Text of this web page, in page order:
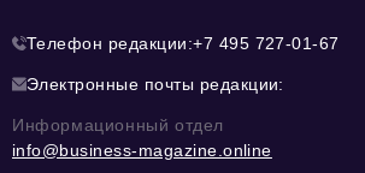
Телефон редакции:+7 495 727-01-67
Электронные почты редакции:
Информационный отдел
info@business-magazine.online